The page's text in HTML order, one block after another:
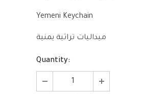
Yemeni Keychain
ميداليات تراثية يمنية
Quantity: